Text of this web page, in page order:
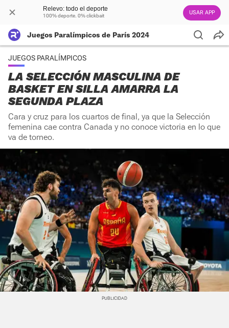
Relevo: todo el deporte
100% deporte. 0% clickbait USAR APP
Juegos Paralímpicos de París 2024
JUEGOS PARALÍMPICOS
LA SELECCIÓN MASCULINA DE
BASKET EN SILLA AMARRA LA
SEGUNDA PLAZA
Cara y cruz para los cuartos de final, ya que la Selección
femenina cae contra Canada y no conoce victoria en lo que
va de torneo.